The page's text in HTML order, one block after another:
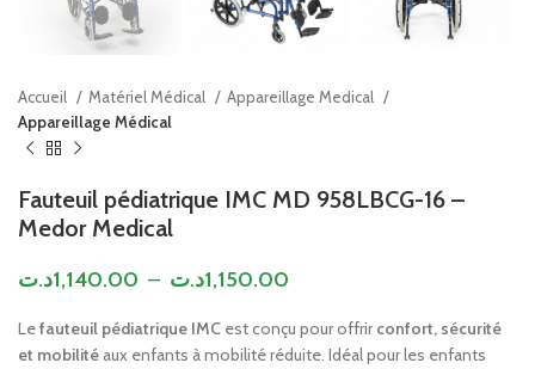
Accueil Matériel Médical
Appareillage Medical
Appareillage Médical
Fauteuil pédiatrique IMC MD 958LBCG-16 –
Medor Medical
1,140.00د.ت – 1,150.00د.ت
Lefauteuil pédiatrique IMC est conçu pour offrirconfort, sécurité
et mobilité aux enfants à mobilité réduite. Idéal pour les enfants